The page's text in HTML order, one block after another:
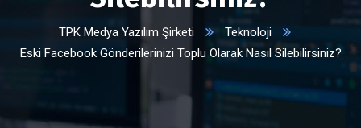
TPK Medya Yazılım Şirketi
Teknoloji
Eski Facebook Gönderilerinizi Toplu Olarak Nasıl Silebilirsiniz?